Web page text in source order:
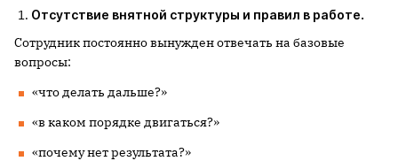
Отсутствие внятной структуры и правил в работе.
Сотрудник постоянно вынужден отвечать на базовые
вопросы:
«что делать дальше?»
«в каком порядке двигаться?»
«почему нет результата?»